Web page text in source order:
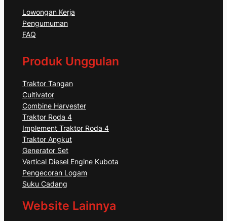
Lowongan Kerja
Pengumuman
FAQ
Produk Unggulan
Traktor Tangan
Cultivator
Combine Harvester
Traktor Roda 4
Implement Traktor Roda 4
Traktor Angkut
Generator Set
Vertical Diesel Engine Kubota
Pengecoran Logam
Suku Cadang
Website Lainnya